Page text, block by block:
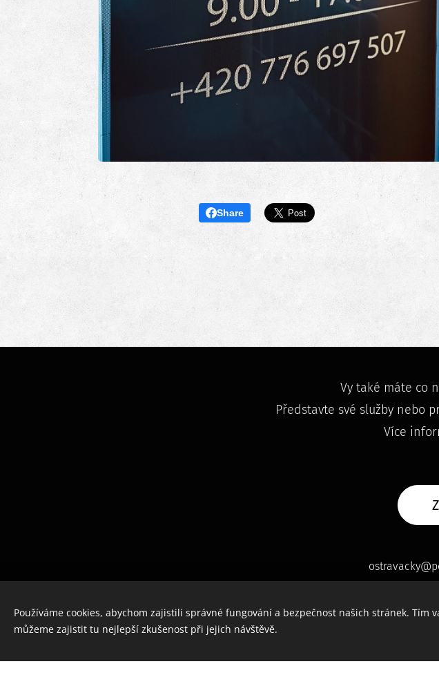
Share
Vy také máte co
Představte své služby nebo
Více
Používáme cookies, abychom zajistili správné fungování a bezpečnost našich stránek. Tím
můžeme zajistit tu nejlepší zkušenost při jejich návštěvě.